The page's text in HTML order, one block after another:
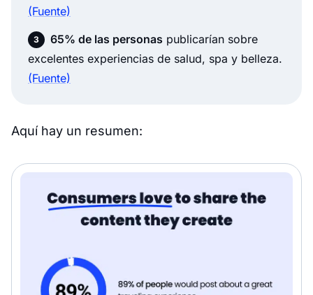
(Fuente)
65% de las personas publicarían sobre
excelentes experiencias de salud, spa y belleza.
(Fuente)
Aquí hay un resumen: